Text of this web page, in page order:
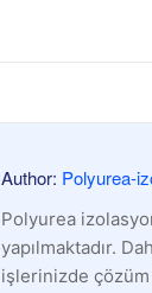
Author: Polyurea-
Polyurea
yapılmaktadır.
işlerinizde çözüm